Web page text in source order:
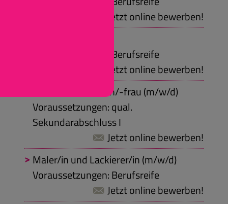
Jetzt online bewerben!
Voraussetzungen: Berufsreife
Jetzt online bewerben!
Industriekaufmann/-frau (m/w/d)
Voraussetzungen: qual.
Sekundarabschluss I
Jetzt online bewerben!
Maler/in und Lackierer/in (m/w/d)
Voraussetzungen: Berufsreife
Jetzt online bewerben!